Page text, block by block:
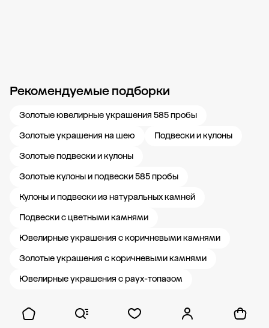
Рекомендуемые подборки
Золотые ювелирные украшения 585 пробы
Золотые украшения на шею
Подвески и кулоны
Золотые подвески и кулоны
Золотые кулоны и подвески 585 пробы
Кулоны и подвески из натуральных камней
Подвески с цветными камнями
Ювелирные украшения с коричневыми камнями
Золотые украшения с коричневыми камнями
Ювелирные украшения с раух-топазом
Показать ещё
Новости компании Журнал ЗОЛОТОЙ Блог